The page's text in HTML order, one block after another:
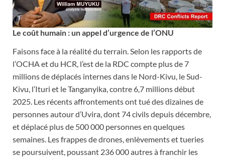
Le coût humain : un appel d’urgence de l’ONU
Faisons face à la réalité du terrain. Selon les rapports de
l’OCHA et du HCR, l’est de la RDC compte plus de 7
millions de déplacés internes dans le Nord-Kivu, le Sud-
Kivu, l’Ituri et le Tanganyika, contre 6,7 millions début
2025. Les récents affrontements ont tué des dizaines de
personnes autour d’Uvira, dont 74 civils depuis décembre,
et déplacé plus de 500 000 personnes en quelques
semaines. Les frappes de drones, enlèvements et tueries
se poursuivent, poussant 236 000 autres à franchir les